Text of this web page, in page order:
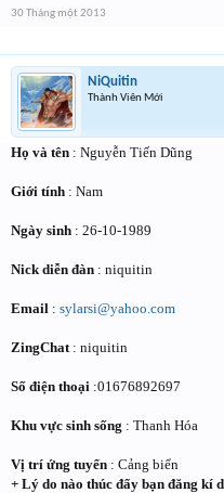
30 Tháng một 2013
NiQuitin
Thành Viên Mới
Họ và tên : Nguyễn Tiến Dũng
Giới tính : Nam
Ngày sinh : 26-10-1989
Nick diễn đàn : niquitin
Email : sylarsi@yahoo.com
ZingChat : niquitin
Số điện thoại :01676892697
Khu vực sinh sống : Thanh Hóa
Vị trí ứng tuyển : Cảng biển
+ Lý do nào thúc đẩy bạn đăng kí